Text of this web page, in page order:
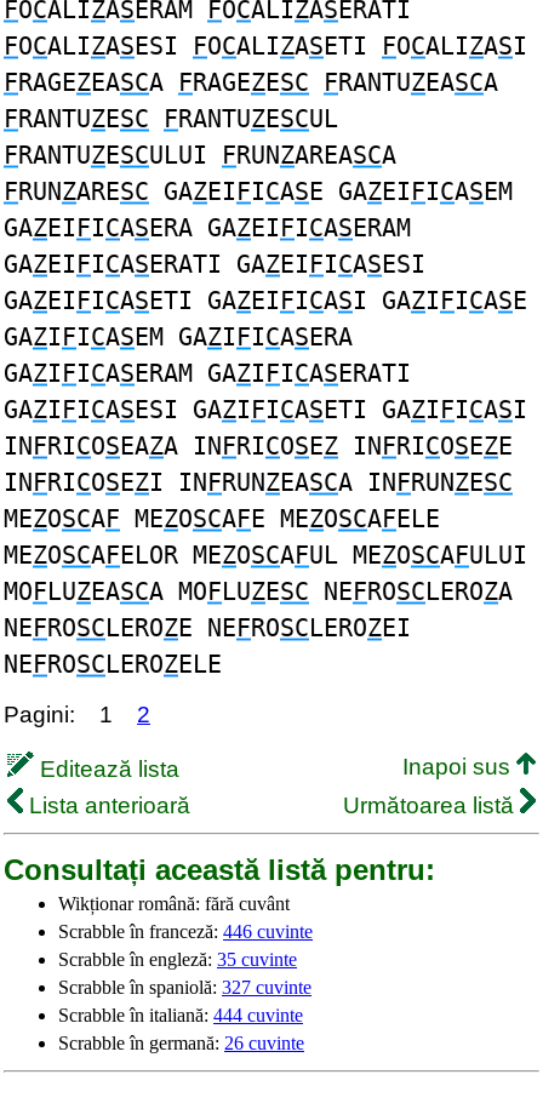
FOCALIZASERAM FOCALIZASERATI
FOCALIZASESI FOCALIZASETI FOCALIZASI
FRAGEZEASCA FRAGEZESC FRANTUZEASCA
FRANTUZESC FRANTUZESCUL
FRANTUZESCULUI FRUNZAREASCA
FRUNZARESC GAZEIFICASE GAZEIFICASEM
GAZEIFICASERA GAZEIFICASERAM
GAZEIFICASERATI GAZEIFICASESI
GAZEIFICASETI GAZEIFICASI GAZIFICASE
GAZIFICASEM GAZIFICASERA
GAZIFICASERAM GAZIFICASERATI
GAZIFICASESI GAZIFICASETI GAZIFICASI
INFRICOSEAZA INFRICOSEZ INFRICOSEZE
INFRICOSEZI INFRUNZEASCA INFRUNZESC
MEZOSCAF MEZOSCAFE MEZOSCAFELE
MEZOSCAFELOR MEZOSCAFUL MEZOSCAFULUI
MOFLUZEASCA MOFLUZESC NEFROSCLEROZA
NEFROSCLEROZE NEFROSCLEROZEI
NEFROSCLEROZELE
Pagini: 1 2
Editează lista
Inapoi sus
Lista anterioară
Următoarea listă
Consultați această listă pentru:
Wikționar română: fără cuvânt
Scrabble în franceză: 446 cuvinte
Scrabble în engleză: 35 cuvinte
Scrabble în spaniolă: 327 cuvinte
Scrabble în italiană: 444 cuvinte
Scrabble în germană: 26 cuvinte